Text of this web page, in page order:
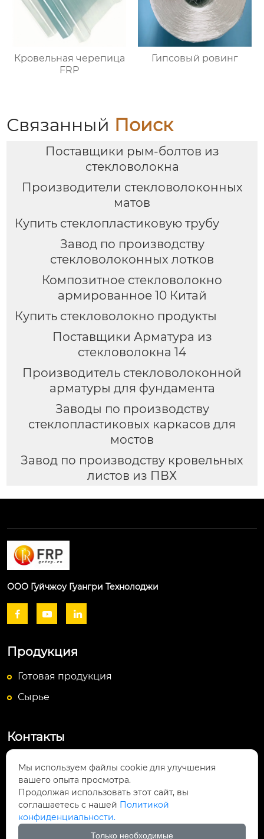
Кровельная черепица
FRP
Гипсовый ровинг
Связанный Поиск
Поставщики рым-болтов из
стекловолокна
Производители стекловолоконных
матов
Купить стеклопластиковую трубу
Завод по производству
стекловолоконных лотков
Композитное стекловолокно
армированное 10 Китай
Купить стекловолокно продукты
Поставщики Арматура из
стекловолокна 14
Производитель стекловолоконной
арматуры для фундамента
Заводы по производству
стеклопластиковых каркасов для
мостов
Завод по производству кровельных
листов из ПВХ
ООО Гуйчжоу Гуангри Технолоджи
  
Продукция
Готовая продукция
Сырье
Контакты

Посёлок Байюньшань, уезд Чаншунь,
провинция Гуйчжоу
info@lightsunfrp.com

Мы используем файлы cookie для улучшения
вашего опыта просмотра.
Продолжая использовать этот сайт, вы
соглашаетесь с нашей Политикой
конфиденциальности.
Только необходимые